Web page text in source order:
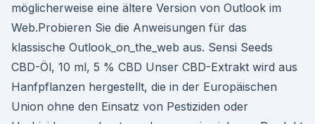
möglicherweise eine ältere Version von Outlook im
Web.Probieren Sie die Anweisungen für das
klassische Outlook_on_the_web aus. Sensi Seeds
CBD-Öl, 10 ml, 5 % CBD Unser CBD-Extrakt wird aus
Hanfpflanzen hergestellt, die in der Europäischen
Union ohne den Einsatz von Pestiziden oder